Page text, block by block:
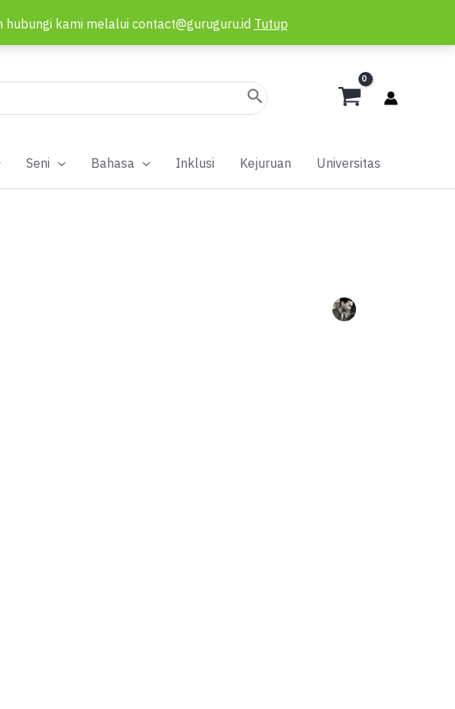
Seni Bahasa Inklusi Kejuruan Universitas
kami melalui contact@guruguru.id Tutup